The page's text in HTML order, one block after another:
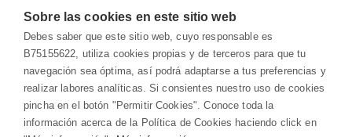
Sobre las cookies en este sitio web
Debes saber que este sitio web, cuyo responsable es
B75155622, utiliza cookies propias y de terceros para que tu
navegación sea óptima, así podrá adaptarse a tus preferencias y
realizar labores analíticas. Si consientes nuestro uso de cookies
pincha en el botón "Permitir Cookies". Conoce toda la
información acerca de la Política de Cookies haciendo click en